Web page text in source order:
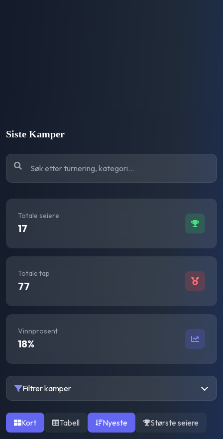
Siste Kamper
Totale seiere
17
Totale tap
77
Vinnprosent
18%
Filtrer kamper
Kort Tabell Nyeste Største seiere